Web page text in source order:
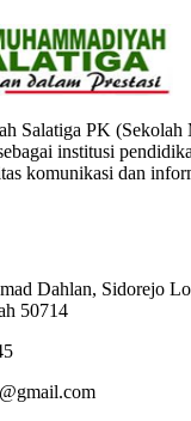
Salatiga PK (Sekolah
institusi
komunikasi dan
Dahlan, Sidorejo
50714